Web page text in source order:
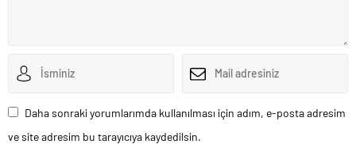
Daha sonraki yorumlarımda kullanılması için adım, e-posta adresim
ve site adresim bu tarayıcıya kaydedilsin.